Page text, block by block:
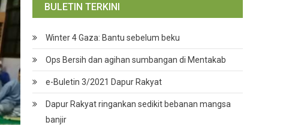
BULETIN TERKINI
Winter 4 Gaza: Bantu sebelum beku
Ops Bersih dan agihan sumbangan di Mentakab
e-Buletin 3/2021 Dapur Rakyat
Dapur Rakyat ringankan sedikit bebanan mangsa
banjir